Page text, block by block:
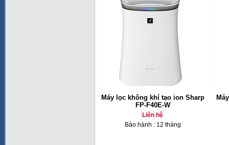
Máy lọc không khí tạo ion Sharp
FP-F40E-W
Liên hệ
Bảo hành : 12 tháng